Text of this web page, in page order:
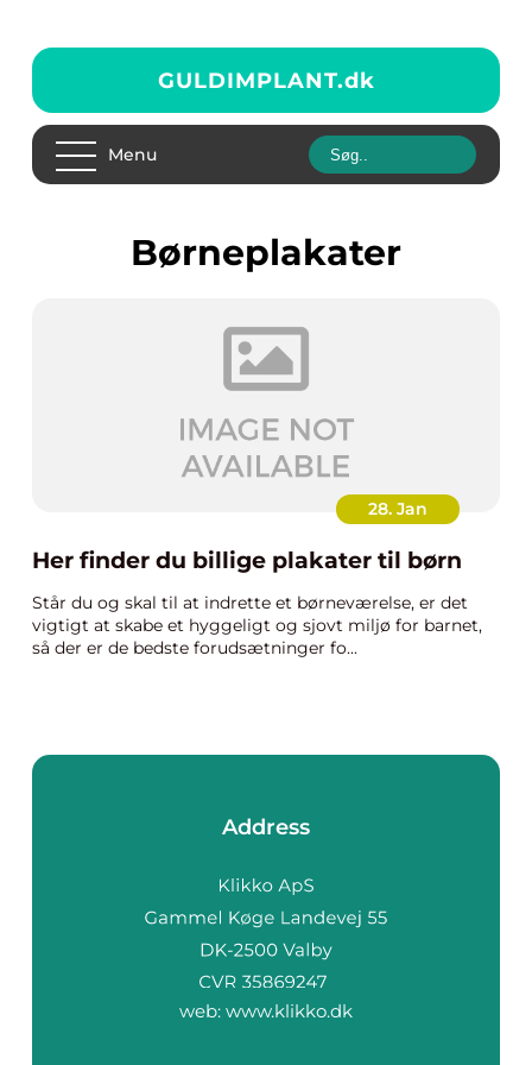
GULDIMPLANT.dk
Menu
Børneplakater
28. Jan
Her finder du billige plakater til børn
Står du og skal til at indrette et børneværelse, er det
vigtigt at skabe et hyggeligt og sjovt miljø for barnet,
så der er de bedste forudsætninger fo...
Address
web: www.klikko.dk